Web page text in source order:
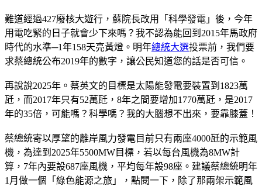
難道經過427廢核大遊行，蘇院長改用「科學發電」後，今年
用電吃緊的日子就會少下來嗎？我不認為能回到2015年馬政府
時代的水準─1年158天亮黃燈。明年總統大選投票前，我們要
求蔡總統公布2019年的數字，讓公民知道您的話是否可信。
再說說2025年。蔡英文的目標是太陽能發電要裝置到1823萬
瓩，而2017年只有52萬瓩，8年之間要增加1770萬瓩，是2017
年的35倍，可能嗎？科學嗎？我的大腦想不出來，要靠膝蓋！
蔡總統寄以厚望的離岸風力發電目前只有兩座4000瓩的示範風
機，為達到2025年5500MW目標，若以每台風機為8MW計
算，7年內要設687座風機，平均每年設98座。建議蔡總統明年
1月做一個「綠色能源之旅」，點閱一下，除了那兩架示範風